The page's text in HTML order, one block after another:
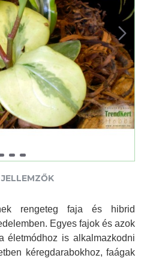
rengeteg faja és hibrid
Egyes fajok és azok
életmódhoz is alkalmazkodni
kéregdarabokhoz, faágak